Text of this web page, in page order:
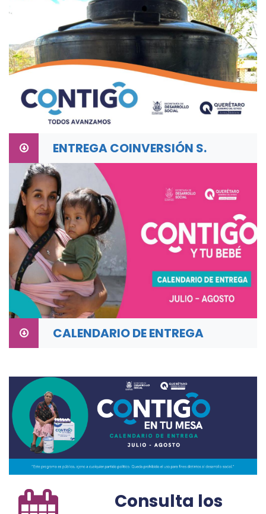
ENTREGA COINVERSIÓN S.
CALENDARIO DE ENTREGA
Consulta los